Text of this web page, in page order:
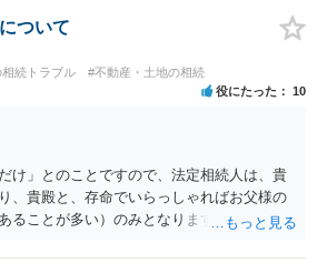
ついて
続トラブル #不動産・土地の相続
役にたった 10
け」とのことですので、法定相続人は、貴
、貴殿と、存命でいらっしゃればお父様の
ることが多い）のみとなります。遺言がな